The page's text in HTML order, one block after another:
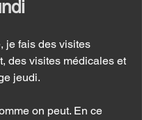
je fais des visites
des visites médicales et
jeudi.
on peut. En ce